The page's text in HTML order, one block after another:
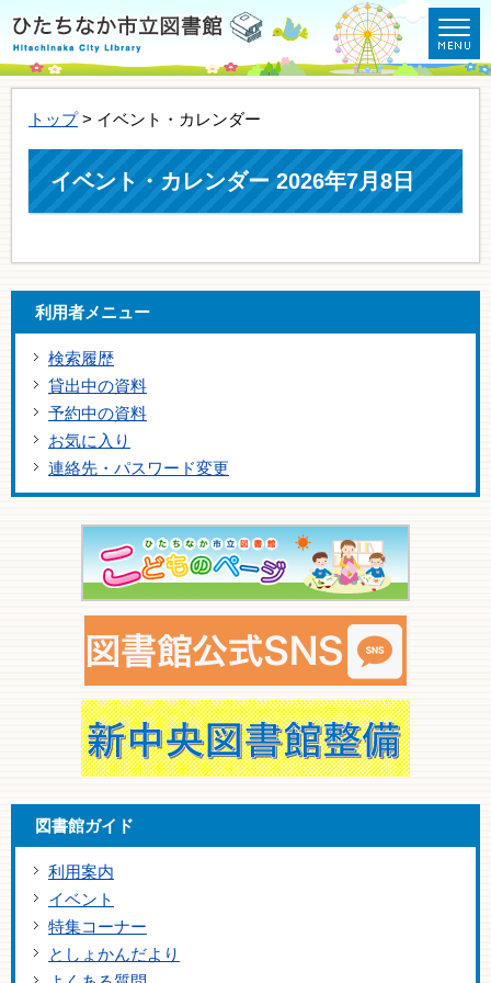
トップ> イベント・カレンダー
イベント・カレンダー 2026年7月8日
利用者メニュー
検索履歴
貸出中の資料
予約中の資料
お気に入り
連絡先・パスワード変更
図書館ガイド
利用案内
イベント
特集コーナー
としょかんだより